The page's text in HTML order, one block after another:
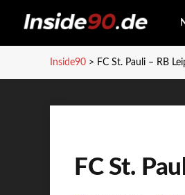
Inside90 > FC St. Pauli – RB
FC St.